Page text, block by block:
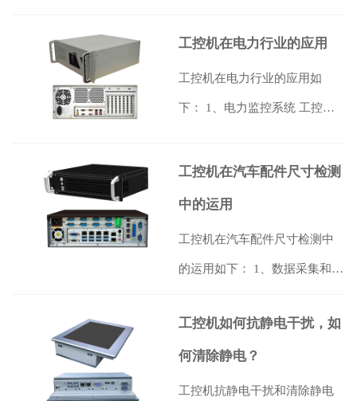
控机所不具…【详情】
工控机在电力行业的应用
工控机在电力行业的应用如
下： 1、电力监控系统 工控机
行实时监测…【详情】
工控机在汽车配件尺寸检测
中的运用
工控机在汽车配件尺寸检测中
的运用如下： 1、数据采集和处
件的测试…【详情】
工控机如何抗静电干扰，如
何清除静电？
工控机抗静电干扰和清除静电